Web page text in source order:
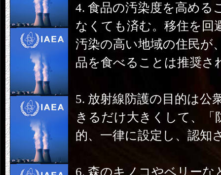
4. 食品の汚染度を高める
なくても済む。移住を回
汚染の高い地域の住民が
品を食べることは推奨さ
5. 放射線防護の目的は公
きるだけ大きくして、「
的、一律に設定し、認知
6. 森のキノコやベリー